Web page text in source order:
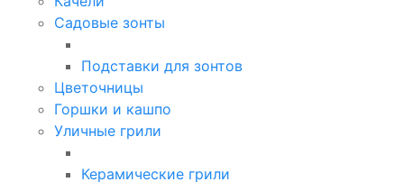
Садовые зонты
Подставки для зонтов
Цветочницы
Горшки и кашпо
Уличные грили
Керамические грили